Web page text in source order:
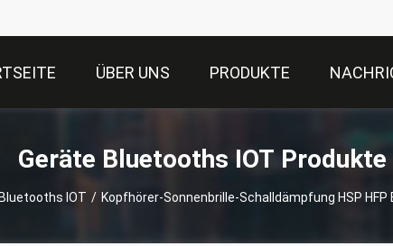
ÜBER UNS PRODUKTE
Geräte Bluetooths IOT Produkte
IOT / Kopfhörer-Sonnenbrille-Schalldämpfung HSP